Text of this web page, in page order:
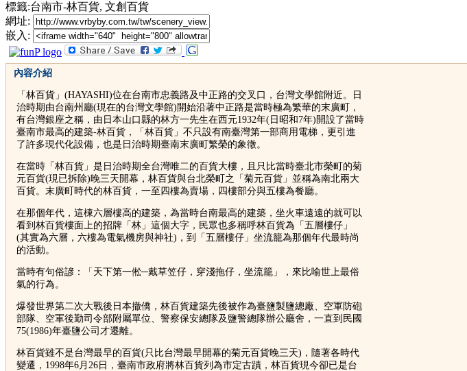
標籤:台南市-林百貨, 文創百貨
網址:
嵌入:
內容介紹
「林百貨」(HAYASHI)位在台南市忠義路及中正路的交叉口，台灣文學館附近。日
治時期由台南州廳(現在的台灣文學館)開始沿著中正路是當時極為繁華的末廣町，
有台灣銀座之稱，由日本山口縣的林方一先生在西元1932年(日昭和7年)開設了當時
臺南市最高的建築-林百貨，「林百貨」不只設有南臺灣第一部商用電梯，更引進
了許多現代化設備，也是日治時期臺南末廣町繁榮的象徵。
在當時「林百貨」是日治時期全台灣唯二的百貨大樓，且只比當時臺北市榮町的菊
元百貨(現已拆除)晚三天開幕，林百貨與台北榮町之「菊元百貨」並稱為南北兩大
百貨。末廣町時代的林百貨，一至四樓為賣場，四樓部分與五樓為餐廳。
在那個年代，這棟六層樓高的建築，為當時台南最高的建築，坐火車遠遠的就可以
看到林百貨樓面上的招牌「林」這個大字，民眾也多稱呼林百貨為「五層樓仔」
(其實為六層，六樓為電氣機房與神社)，到「五層樓仔」坐流籠為那個年代最時尚
的活動。
當時有句俗諺：「天下第一倯─戴草笠仔，穿淺拖仔，坐流籠」，來比喻世上最俗
氣的行為。
爆發世界第二次大戰後日本撤僑，林百貨建築先後被作為臺鹽製鹽總廠、空軍防砲
部隊、空軍後勤司令部附屬單位、警察保安總隊及鹽警總隊辦公廳舍，一直到民國
75(1986)年臺鹽公司才遷離。
林百貨雖不是台灣最早的百貨(只比台灣最早開幕的菊元百貨晚三天)，隨著各時代
變遷，1998年6月26日，臺南市政府將林百貨列為市定古蹟，林百貨現今卻已是台